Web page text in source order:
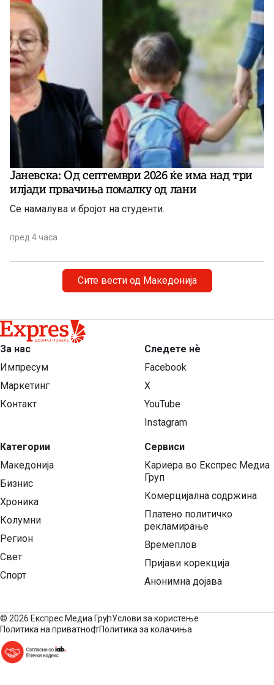
Јаневска: Од септември 2026 ќе има над три
илјади првачиња помалку од лани
Се намалува и бројот на студенти.
пред 4 часа
Сите вести од Македонија
За нас
Импресум
Маркетинг
Контакт
Категории
Македонија
Бизнис
Хроника
Колумни
Регион
Свет
Спорт
Следете нѐ
Facebook
X
YouTube
Instagram
Сервиси
Кариера во Експрес Медиа
Груп
Комерцијална содржина
Платено политичко
рекламирање
Времеплов
Пријави корекција
Анонимна дојава
© 2026 Експрес Медиа ГрупУслови за користење
Политика на приватностПолитика за колачиња